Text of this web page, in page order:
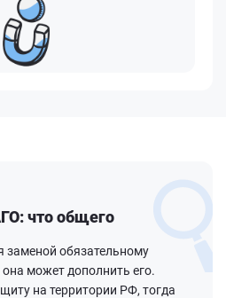
что общего
заменой обязательному
может дополнить его.
на территории РФ, тогда